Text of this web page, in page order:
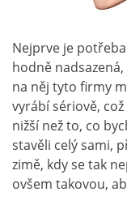
Nejprve je
hodně
na něj tyto firmy
vyrábí sériově,
nižší než to, co
stavěli celý sami,
zimě, kdy se tak
ovšem takovou,